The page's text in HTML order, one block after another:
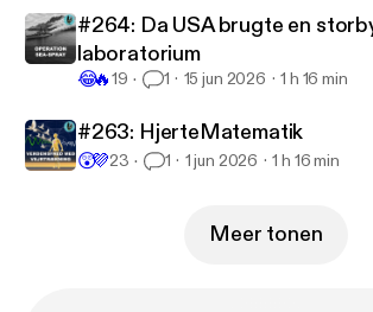
#264: Da USA brugte en
laboratorium
😂🔥19 1 15 jun 2026 1 h 16 min
#263: HjerteMatematik
😲💜23 1 1 jun 2026 1 h 16 min
Meer tonen